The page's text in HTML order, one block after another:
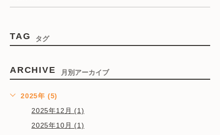
TAG タグ
ARCHIVE 月別アーカイブ
2025年 (5)
2025年12月 (1)
2025年10月 (1)